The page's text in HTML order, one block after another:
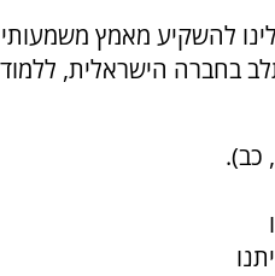
להשקיע מאמץ
בחברה הישראלית,
כב).